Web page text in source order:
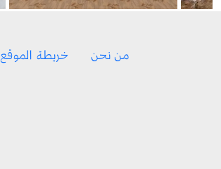
Footer menu
من نحن خريطة الموقع